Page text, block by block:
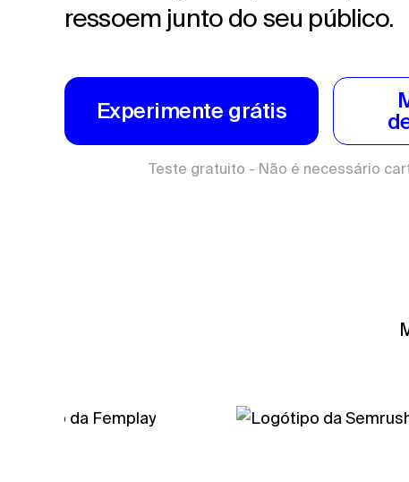
ressoem junto do seu público.
Experimente grátis
Teste gratuito - Não é necessário